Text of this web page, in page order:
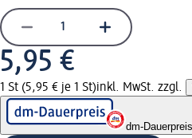
5,95 €
1 St (5,95 € je 1 St)inkl. MwSt. zzgl.
dm-Dauerpreis